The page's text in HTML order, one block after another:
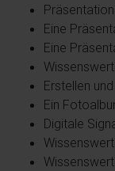
Eine
Eine
Erstellen
Ein
Digitale